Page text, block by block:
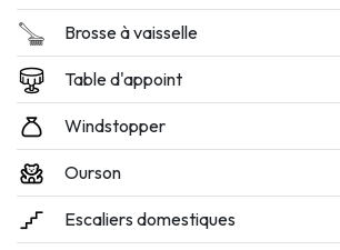
Brosse à vaisselle
Table d'appoint
Windstopper
Ourson
Escaliers domestiques